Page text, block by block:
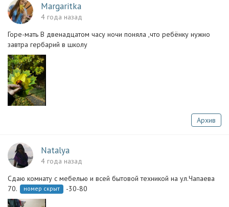
Margaritka
4 года назад
Горе-мать В двенадцатом часу ночи поняла ,что ребёнку нужно
завтра гербарий в школу
Архив
Natalya
4 года назад
Сдаю комнату с мебелью и всей бытовой техникой на ул.Чапаева
70.
номер скрыт -30-80